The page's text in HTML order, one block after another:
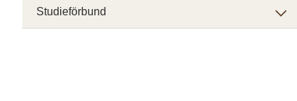
Studieförbund